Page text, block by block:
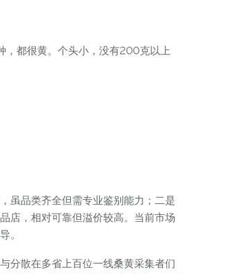
，都很黄。个头小，没有200克以上
虽品类齐全但需专业鉴别能力；二是
店，相对可靠但溢价较高。当前市场
。
分散在多省上百位一线桑黄采集者们